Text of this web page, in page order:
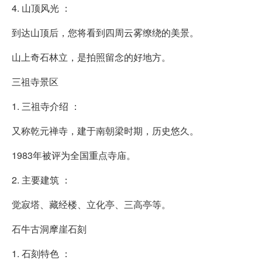
4. 山顶风光 ：
到达山顶后，您将看到四周云雾缭绕的美景。
山上奇石林立，是拍照留念的好地方。
三祖寺景区
1. 三祖寺介绍 ：
又称乾元禅寺，建于南朝梁时期，历史悠久。
1983年被评为全国重点寺庙。
2. 主要建筑 ：
觉寂塔、藏经楼、立化亭、三高亭等。
石牛古洞摩崖石刻
1. 石刻特色 ：